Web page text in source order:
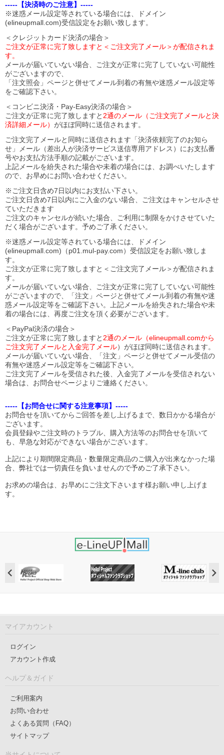
-----【決済時のご注意】-----
※迷惑メール設定等されている場合には、ドメイン
(elineupmall.com)受信設定をお願い致します。
＜クレジットカード決済の場合＞
ご注文が正常に完了致しますと＜ご注文完了メール＞が配信されま
す。
メールが届いていない場合、ご注文が正常に完了していない可能性
がございますので、
「注文照会」ページと併せてメール到着の有無や迷惑メール設定等
をご確認下さい。
＜コンビニ決済・Pay-Easy決済の場合＞
ご注文が正常に完了致しますと 2通のメール（ご注文完了メールと決
済詳細メール） がほぼ同時に送信されます。
ご注文完了メールと同時に送信されます「決済依頼完了のお知ら
せ」メール（差出人が決済サービス送信専用アドレス）にお支払番
号やお支払方法手順の記載がございます。
上記メールを紛失された場合や未着の場合には、お調べいたします
ので、お早めにお問い合わせください。
※ご注文日含め7日以内にお支払い下さい。
ご注文日含め7日以内にご入金のない場合、ご注文はキャンセルさせ
ていただきます
ご注文のキャンセルが続いた場合、ご利用に制限をかけさせていた
だく場合がございます。予めご了承ください。
※迷惑メール設定等されている場合には、ドメイン
(elineupmall.com)（p01.mul-pay.com）受信設定をお願い致しま
す。
ご注文が正常に完了致しますと＜ご注文完了メール＞が配信されま
す。
メールが届いていない場合、ご注文が正常に完了していない可能性
がございますので、「注文」ページと併せてメール到着の有無や迷
惑メール設定等をご確認下さい。
上記メールを紛失された場合や未
着の場合には、再度ご注文を頂く必要がございます。
＜PayPal決済の場合＞
ご注文が正常に完了致しますと 2通のメール（elineupmall.comから
ご注文完了メールと入金完了メール）がほぼ同時に送信されます。
メールが届いていない場合、「注文」ページと併せてメール受信の
有無や迷惑メール設定等をご確認下さい。
ご注文完了メールを受信された後、入金完了メールを受信されない
場合は、お問合せページよりご連絡ください。
-----【お問合せに関する注意事項】-----
お問合せを頂いてからご回答を差し上げるまで、数日かかる場合が
ございます。
会員登録やご注文時のトラブル、購入方法等のお問合せを頂いて
も、早急な対応ができない場合がございます。
上記により期間限定商品・数量限定商品のご購入が出来なかった場
合、弊社では一切責任を負いませんので予めご了承下さい。
お求めの場合は、お早めにご注文下さいます様お願い申し上げま
す。
マイアカウント
ログイン
アカウント作成
ヘルプ＆ガイド
ご利用案内
お問い合わせ
よくある質問（FAQ）
サイトマップ